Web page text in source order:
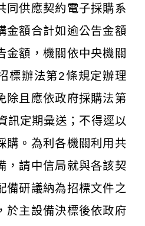
同供應契約電子採購系
金額合計如逾公告金額
金額，機關依中央機關
標辦法第2條規定辦理
除且應依政府採購法第
訊定期彙送；不得逕以
購。為利各機關利用共
，請中信局就與各該契
備研議納為招標文件之
於主設備決標後依政府